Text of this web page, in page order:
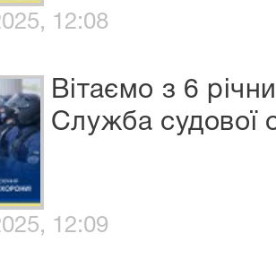
12:08
Вітаємо з 6
Служба судової
12:09